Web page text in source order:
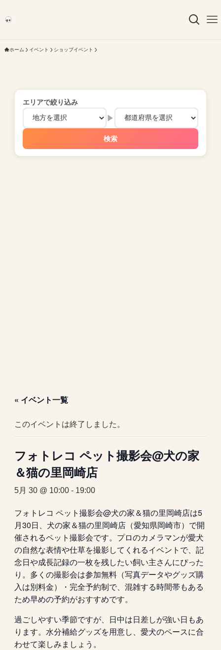
ホーム イベント ショップイベント
エリアで絞り込み
▶
検索
« イベント一覧
このイベントは終了しました。
フォトレコ ペット撮影会@犬の家
＆猫の里岡崎店
5月 30 @ 10:00- 19:00
フォトレコ ペット撮影会@犬の家＆猫の里岡崎店は5
月30日、犬の家＆猫の里岡崎店（愛知県岡崎市）で開
催されるペット撮影会です。プロのカメラマンが愛犬
の自然な表情や仕草を撮影してくれるイベントで、記
念日や成長記録の一枚を残したい飼い主さんにぴった
り。多くの撮影会は参加無料（写真データやグッズ購
入は別料金）・完全予約制で、混雑する時間帯もある
ため早めの予約がおすすめです。
過ごしやすい季節ですが、日中は日差しが強い日もあ
ります。水分補給グッズを用意し、愛犬のペースに合
わせて楽しみましょう。